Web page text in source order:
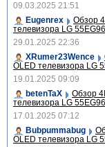
09.03.2025 21:51
Eugenrex
Обзор
телевизора LG
29.01.2025 22:36
XRumer23Wence
OLED телевизора LG
19.01.2025 09:09
betenTaX
Обзор
телевизора LG
17.01.2025 07:12
Bubpummabug
OLED телевизора LG